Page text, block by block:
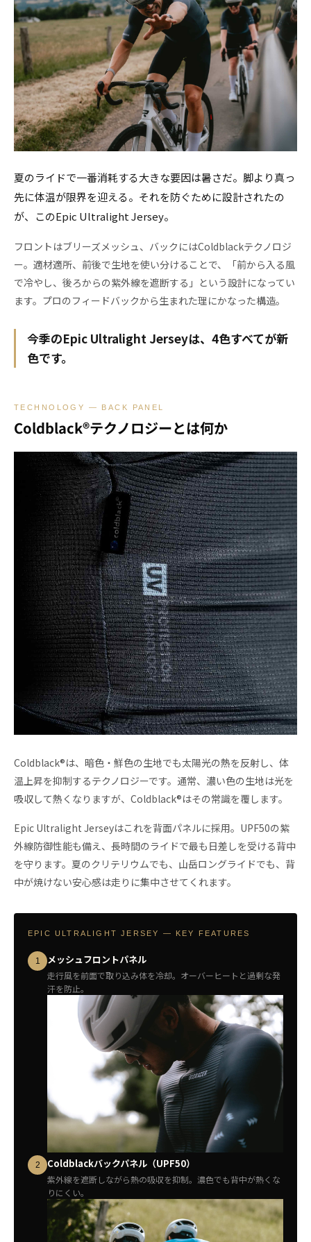
夏のライドで一番消耗する大きな要因は暑さだ。脚より真っ
先に体温が限界を迎える。それを防ぐために設計されたの
が、このEpic Ultralight Jersey。
フロントはブリーズメッシュ、バックにはColdblackテクノロジ
ー。適材適所、前後で生地を使い分けることで、「前から入る風
で冷やし、後ろからの紫外線を遮断する」という設計になってい
ます。プロのフィードバックから生まれた理にかなった構造。
今季のEpic Ultralight Jerseyは、4色すべてが新
色です。
TECHNOLOGY — BACK PANEL
Coldblack®テクノロジーとは何か
Coldblack®は、暗色・鮮色の生地でも太陽光の熱を反射し、体
温上昇を抑制するテクノロジーです。通常、濃い色の生地は光を
吸収して熱くなりますが、Coldblack®はその常識を覆します。
Epic Ultralight Jerseyはこれを背面パネルに採用。UPF50の紫
外線防御性能も備え、長時間のライドで最も日差しを受ける背中
を守ります。夏のクリテリウムでも、山岳ロングライドでも、背
中が焼けない安心感は走りに集中させてくれます。
EPIC ULTRALIGHT JERSEY — KEY FEATURES
1 メッシュフロントパネル
走行風を前面で取り込み体を冷却。オーバーヒートと過剰な発
汗を防止。
2 Coldblackバックパネル（UPF50）
紫外線を遮断しながら熱の吸収を抑制。濃色でも背中が熱くな
りにくい。